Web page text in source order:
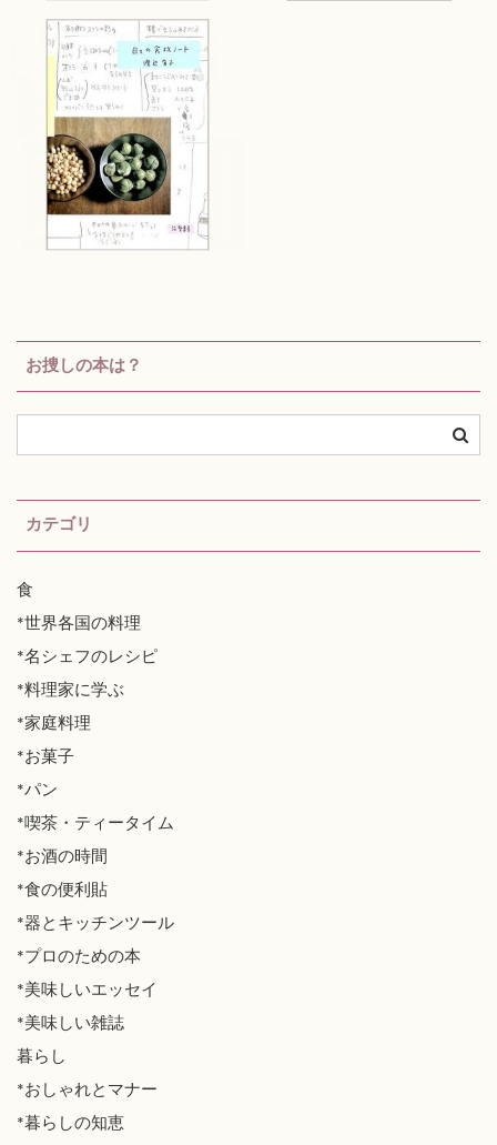
お捜しの本は？
カテゴリ
食
*世界各国の料理
*名シェフのレシピ
*料理家に学ぶ
*家庭料理
*お菓子
*パン
*喫茶・ティータイム
*お酒の時間
*食の便利貼
*器とキッチンツール
*プロのための本
*美味しいエッセイ
*美味しい雑誌
暮らし
*おしゃれとマナー
*暮らしの知恵